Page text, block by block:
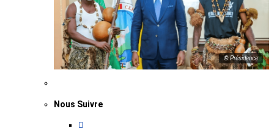
© Présidence
Nous Suivre